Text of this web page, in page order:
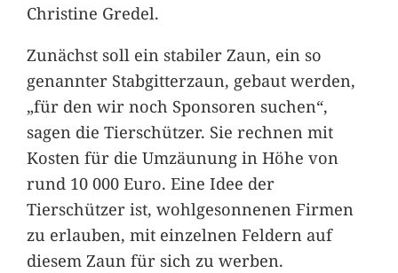
Christine Gredel.
Zunächst soll ein stabiler Zaun, ein so
genannter Stabgitterzaun, gebaut werden,
„für den wir noch Sponsoren suchen“,
sagen die Tierschützer. Sie rechnen mit
Kosten für die Umzäunung in Höhe von
rund 10 000 Euro. Eine Idee der
Tierschützer ist, wohlgesonnenen Firmen
zu erlauben, mit einzelnen Feldern auf
diesem Zaun für sich zu werben.